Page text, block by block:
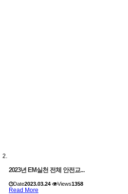
2023년 EM실천 전체 안전교...
Date2023.03.24 Views1358
Read More